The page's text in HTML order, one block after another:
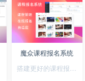
魔众课程报名系统
搭建更好的课程报名系统